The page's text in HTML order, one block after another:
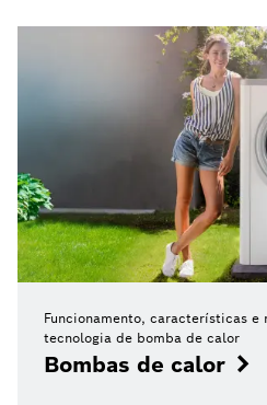
Funcionamento, características e
tecnologia de bomba de calor
Bombas de calor